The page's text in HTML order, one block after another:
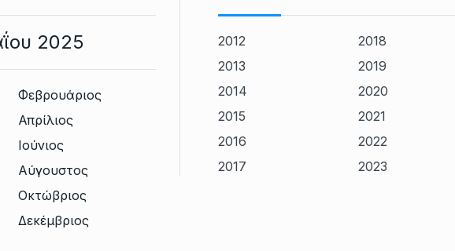
2025
Φεβρουάριος
Απρίλιος
Ιούνιος
Αύγουστος
Οκτώβριος
Δεκέμβριος
2012
2013
2014
2015
2016
2017
2018
2019
2020
2021
2022
2023